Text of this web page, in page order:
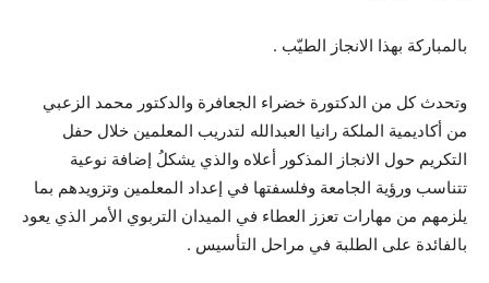
بالمباركة بهذا الانجاز الطيّب .
وتحدث كل من الدكتورة خضراء الجعافرة والدكتور محمد الزعبي
من أكاديمية الملكة رانيا العبدالله لتدريب المعلمين خلال حفل
التكريم حول الانجاز المذكور أعلاه والذي يشكلُ إضافة نوعية
تتناسب ورؤية الجامعة وفلسفتها في إعداد المعلمين وتزويدهم بما
يلزمهم من مهارات تعزز العطاء في الميدان التربوي الأمر الذي يعود
بالفائدة على الطلبة في مراحل التأسيس .